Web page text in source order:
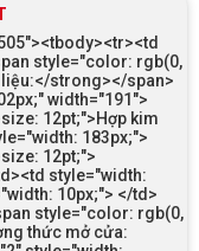
style="color: rgb(0,
strong></span>
width="191">
12pt;">Hợp kim
183px;">
12pt;">
style="width:
10px;"> </td>
style="color: rgb(0,
thức mở cửa: